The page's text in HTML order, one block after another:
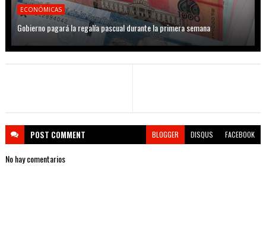
ECONÓMICAS
Gobierno pagará la regalía pascual durante la primera semana
POST COMMENT BLOGGER DISQUS FACEBOOK
No hay comentarios